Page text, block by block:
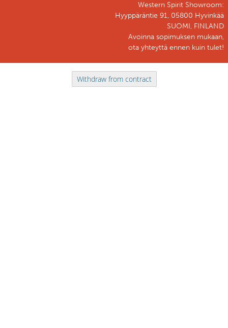
Western Spirit Showroom:
Hyyppäräntie 91, 05800 Hyvinkää
SUOMI, FINLAND
Avoinna sopimuksen mukaan,
ota yhteyttä ennen kuin tulet!
Withdraw from contract